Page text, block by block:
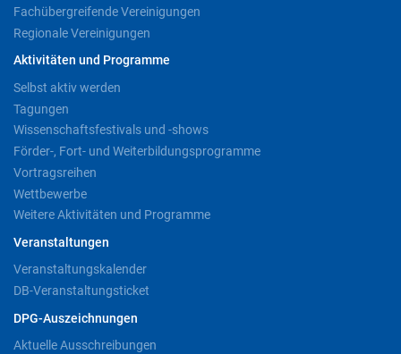
Fachübergreifende Vereinigungen
Regionale Vereinigungen
Aktivitäten und Programme
Selbst aktiv werden
Tagungen
Wissenschaftsfestivals und -shows
Förder-, Fort- und Weiterbildungsprogramme
Vortragsreihen
Wettbewerbe
Weitere Aktivitäten und Programme
Veranstaltungen
Veranstaltungskalender
DB-Veranstaltungsticket
DPG-Auszeichnungen
Aktuelle Ausschreibungen